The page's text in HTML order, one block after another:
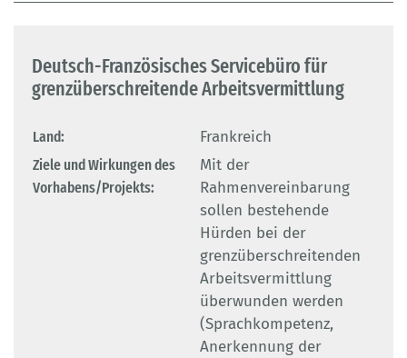
Deutsch-Französisches Servicebüro für
grenzüberschreitende Arbeitsvermittlung
Land:
Frankreich
Ziele und Wirkungen des
Vorhabens/Projekts:
Mit der
Rahmenvereinbarung
sollen bestehende
Hürden bei der
grenzüberschreitenden
Arbeitsvermittlung
überwunden werden
(Sprachkompetenz,
Anerkennung der